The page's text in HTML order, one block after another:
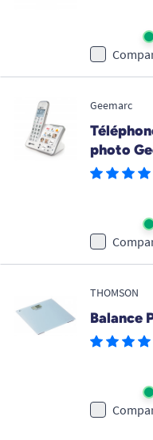
Geemarc
photo
THOMSON
Balance